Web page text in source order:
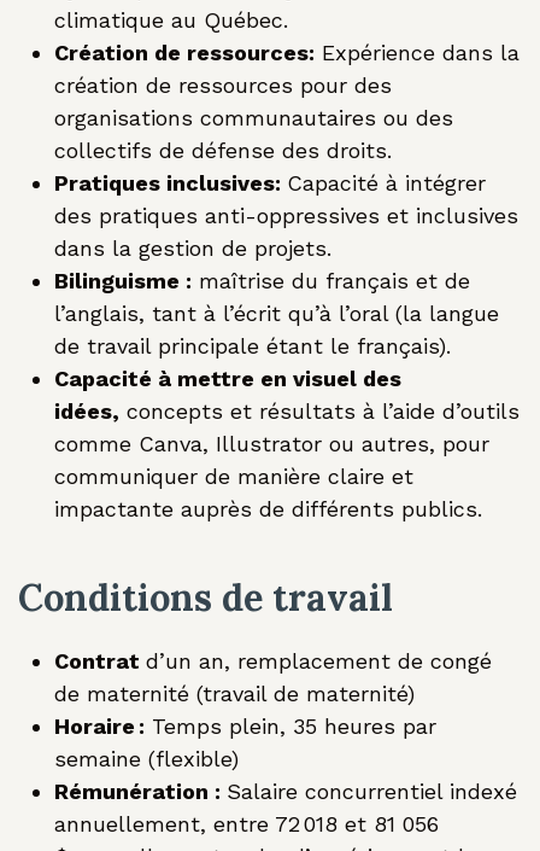
climatique au Québec.
Création de ressources: Expérience dans la
création de ressources pour des
organisations communautaires ou des
collectifs de défense des droits.
Pratiques inclusives: Capacité à intégrer
des pratiques anti-oppressives et inclusives
dans la gestion de projets.
Bilinguisme : maîtrise du français et de
l’anglais, tant à l’écrit qu’à l’oral (la langue
de travail principale étant le français).
Capacité à mettre en visuel des
idées, concepts et résultats à l’aide d’outils
comme Canva, Illustrator ou autres, pour
communiquer de manière claire et
impactante auprès de différents publics.
Conditions de travail
Contrat d’un an, remplacement de congé
de maternité (travail de maternité)
Horaire : Temps plein, 35 heures par
semaine (flexible)
Rémunération : Salaire concurrentiel indexé
annuellement, entre 72 018 et 81 056